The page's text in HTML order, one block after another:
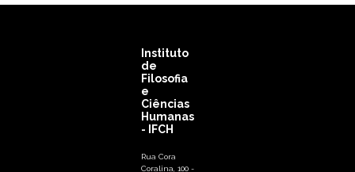
Instituto
de
Filosofia
e
Ciências
Humanas
- IFCH
Rua Cora
Coralina, 100 -